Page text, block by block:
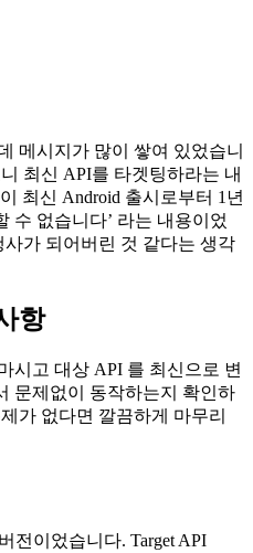
메시지가 많이 쌓여 있었습니
최신 API를 타겟팅하라는 내
최신 Android 출시로부터 1년
수 없습니다’ 라는 내용이었
가 되어버린 것 같다는 생각
항
시고 대상 API 를 최신으로 변
문제없이 동작하는지 확인하
가 없다면 깔끔하게 마무리
전이었습니다. Target API